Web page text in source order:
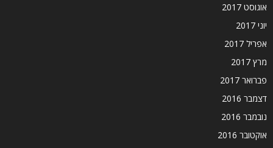
אוגוסט 2017
יוני 2017
אפריל 2017
מרץ 2017
פברואר 2017
דצמבר 2016
נובמבר 2016
אוקטובר 2016